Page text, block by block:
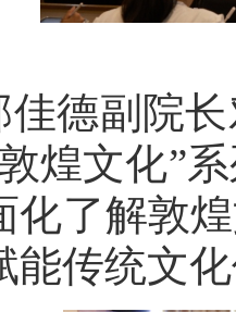
佳德副院
煌文化”
化了解敦
能传统文